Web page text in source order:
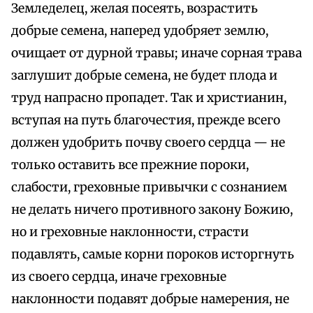
Земледелец, желая посеять, возрастить
добрые семена, наперед удобряет землю,
очищает от дурной травы; иначе сорная трава
заглушит добрые семена, не будет плода и
труд напрасно пропадет. Так и христианин,
вступая на путь благочестия, прежде всего
должен удобрить почву своего сердца — не
только оставить все прежние пороки,
слабости, греховные привычки с сознанием
не делать ничего противного закону Божию,
но и греховные наклонности, страсти
подавлять, самые корни пороков исторгнуть
из своего сердца, иначе греховные
наклонности подавят добрые намерения, не